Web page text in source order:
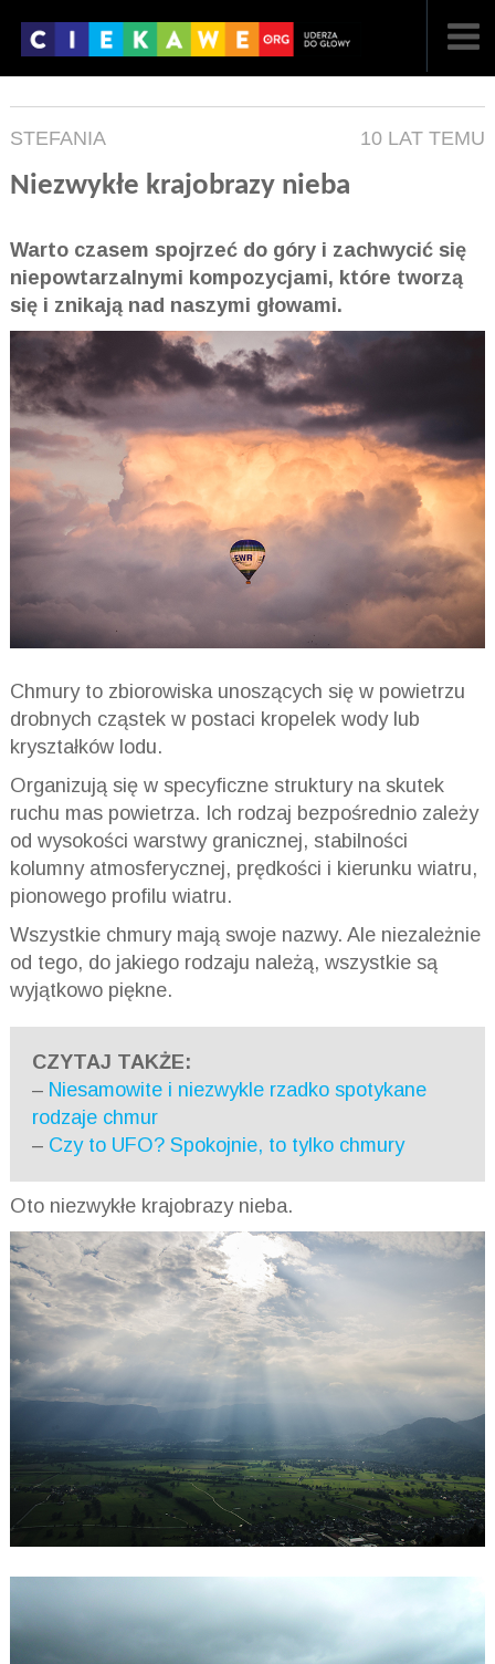
STEFANIA 10 LAT TEMU
Niezwykłe krajobrazy nieba
Warto czasem spojrzeć do góry i zachwycić się
niepowtarzalnymi kompozycjami, które tworzą
się i znikają nad naszymi głowami.
Chmury to zbiorowiska unoszących się w powietrzu
drobnych cząstek w postaci kropelek wody lub
kryształków lodu.
Organizują się w specyficzne struktury na skutek
ruchu mas powietrza. Ich rodzaj bezpośrednio zależy
od wysokości warstwy granicznej, stabilności
kolumny atmosferycznej, prędkości i kierunku wiatru,
pionowego profilu wiatru.
Wszystkie chmury mają swoje nazwy. Ale niezależnie
od tego, do jakiego rodzaju należą, wszystkie są
wyjątkowo piękne.
CZYTAJ TAKŻE:
– Niesamowite i niezwykle rzadko spotykane
rodzaje chmur
– Czy to UFO? Spokojnie, to tylko chmury
Oto niezwykłe krajobrazy nieba.
NAJNOWSZE
A ARTYKUŁY
F FILMY
GALERIA
REGULAMIN
KONTAKT